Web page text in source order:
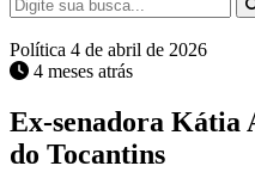
Política 4 de abril de 2026
4 meses atrás
Ex-senadora Kátia
do Tocantins